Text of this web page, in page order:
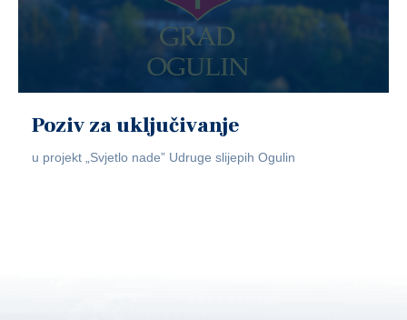
Poziv za uključivanje
u projekt „Svjetlo nade” Udruge slijepih Ogulin